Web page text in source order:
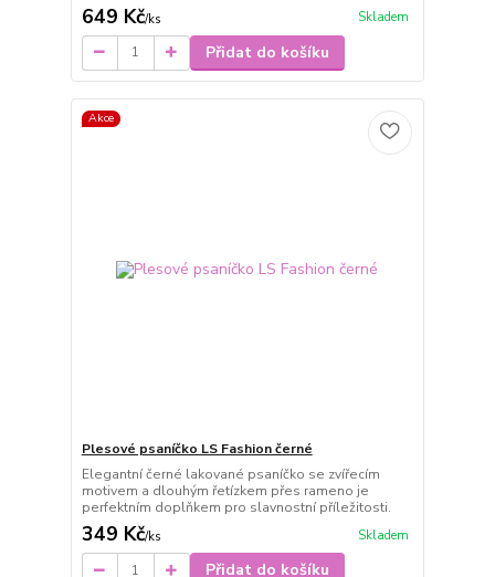
649 Kč/ks Skladem
Přidat do košíku
Akce
Plesové psaníčko LS Fashion černé
Elegantní černé lakované psaníčko se zvířecím
motivem a dlouhým řetízkem přes rameno je
perfektním doplňkem pro slavnostní příležitosti.
349 Kč/ks Skladem
Přidat do košíku